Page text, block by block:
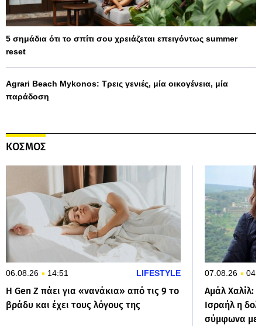
5 σημάδια ότι το σπίτι σου χρειάζεται επειγόντως summer
reset
Agrari Beach Mykonos: Τρεις γενιές, μία οικογένεια, μία
παράδοση
ΚΟΣΜΟΣ
06.08.26 14:51 LIFESTYLE
Η Gen Z πάει για «νανάκια» από τις 9 το
βράδυ και έχει τους λόγους της
07.08.26
Αμάλ Χαλίλ:
Ισραήλ η
σύμφωνα με